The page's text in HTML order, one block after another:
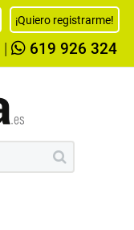
¡Quiero registrarme!
619 926 324